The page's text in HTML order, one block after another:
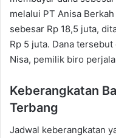
melalui PT Anisa Berkah
sebesar Rp 18,5 juta,
Rp 5 juta. Dana
Nisa, pemilik biro
Keberangkatan
Terbang
Jadwal keberangkatan